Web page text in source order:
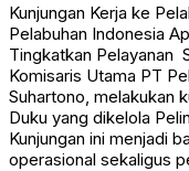
Kunjungan Kerja ke
Pelabuhan Indonesia
Tingkatkan Pelayanan
Komisaris Utama PT
Suhartono, melakukan
Duku yang dikelola
Kunjungan ini menjadi
operasional sekaligus